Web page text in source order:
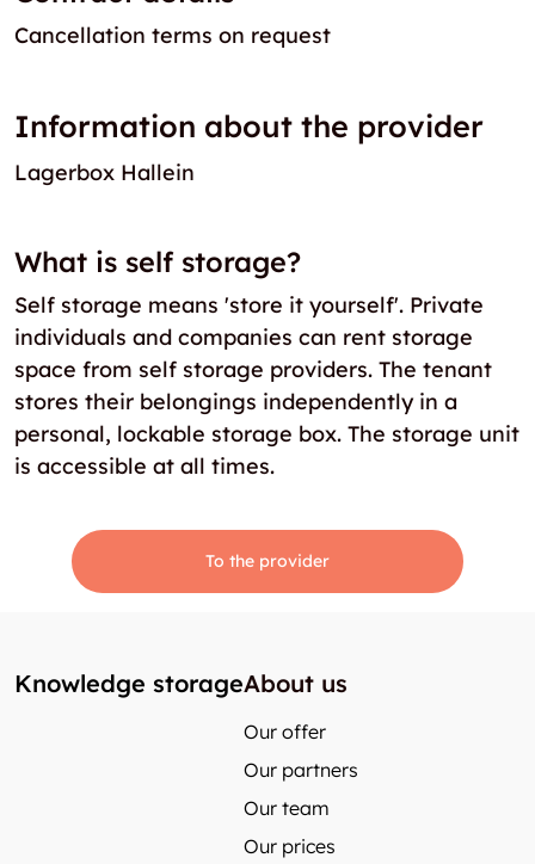
Cancellation terms on request
Information about the provider
Lagerbox Hallein
What is self storage?
Self storage means 'store it yourself'. Private
individuals and companies can rent storage
space from self storage providers. The tenant
stores their belongings independently in a
personal, lockable storage box. The storage unit
is accessible at all times.
To the provider
Knowledge storageAbout us
Our offer
Our partners
Our team
Our prices